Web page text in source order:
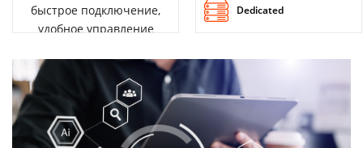
быстрое подключение,
удобное управление
Dedicated